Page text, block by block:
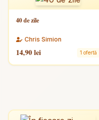
40 de zile
Chris Simion
14,90 lei 1 ofertă